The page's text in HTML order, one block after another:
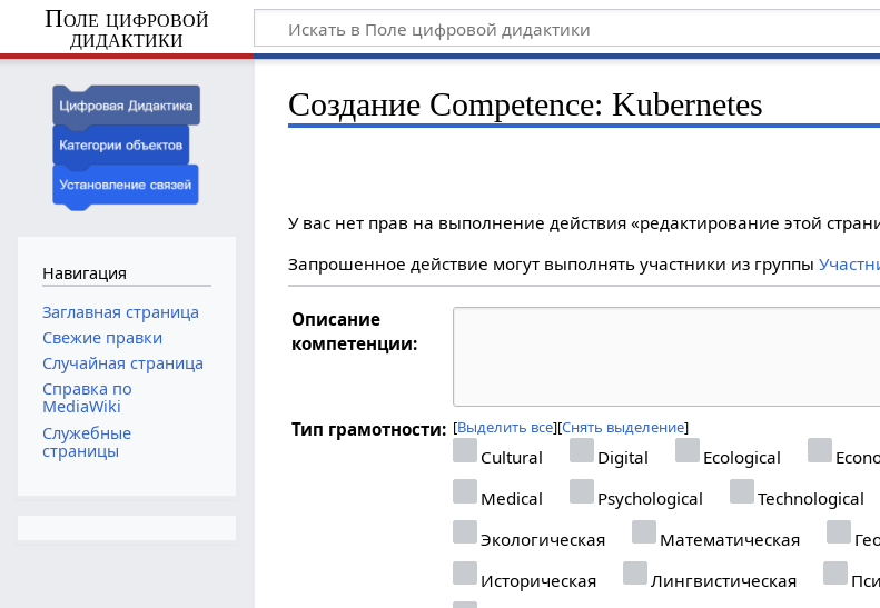
Поле цифровой
дидактики
Создание Competence: Kubernetes
У вас нет прав на выполнение действия «редактирование этой
Запрошенное действие могут выполнять участники из группы
Описание
компетенции:
Тип грамотности: Выделить все Снять выделение
Cultural Digital Ecological
Medical
Psychological Technological
Экологическая
Математическая
Историческая
Лингвистическая
Навигация
Заглавная страница
Свежие правки
Случайная страница
Справка по
MediaWiki
Служебные
страницы